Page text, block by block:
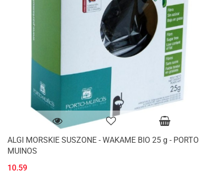
ALGI MORSKIE SUSZONE - WAKAME BIO 25 g - PORTO
MUINOS
10.59